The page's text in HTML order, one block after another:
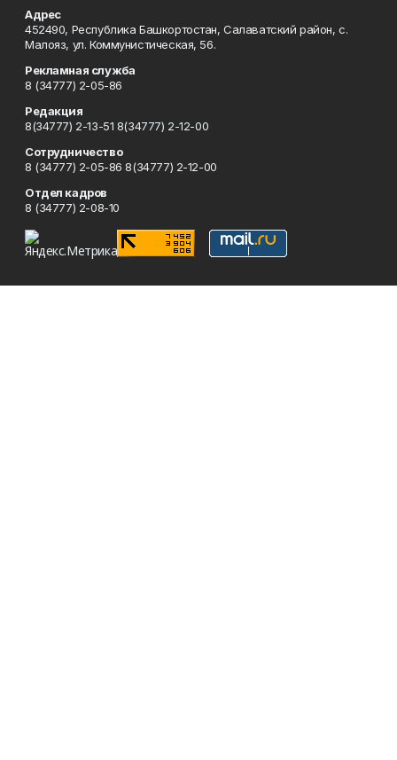
Адрес
452490, Республика Башкортостан, Салаватский район, с.
Малояз, ул. Коммунистическая, 56.
Рекламная служба
8 (34777) 2-05-86
Редакция
8(34777) 2-13-51 8(34777) 2-12-00
Сотрудничество
8 (34777) 2-05-86 8(34777) 2-12-00
Отдел кадров
8 (34777) 2-08-10